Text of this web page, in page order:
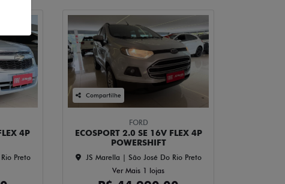
4P
Preto
Compartilhe
FORD
ECOSPORT 2.0 SE 16V FLEX 4P
POWERSHIFT
JS Marella | São José Do Rio Preto
Ver Mais 1 lojas